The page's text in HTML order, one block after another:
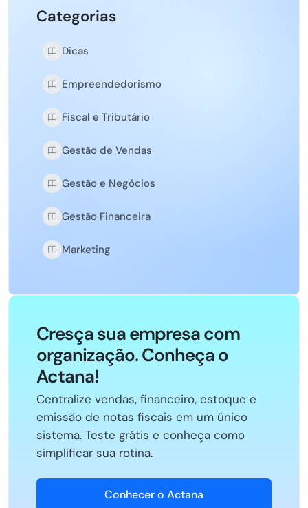
Categorias
Dicas
Empreendedorismo
Fiscal e Tributário
Gestão de Vendas
Gestão e Negócios
Gestão Financeira
Marketing
Cresça sua empresa com
organização. Conheça o
Actana!
Centralize vendas, financeiro, estoque e
emissão de notas fiscais em um único
sistema. Teste grátis e conheça como
simplificar sua rotina.
Conhecer o Actana